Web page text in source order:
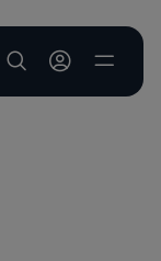
User account